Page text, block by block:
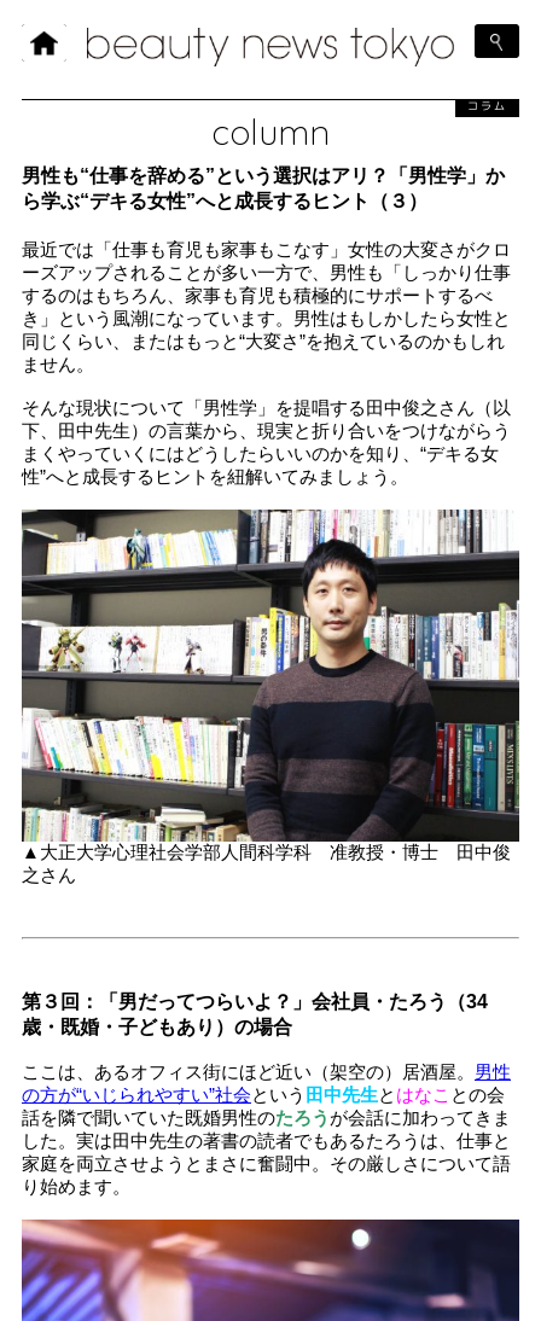
column
コラム
男性も“仕事を辞める”という選択はアリ？「男性学」か
ら学ぶ“デキる女性”へと成長するヒント（３）
最近では「仕事も育児も家事もこなす」女性の大変さがクロ
ーズアップされることが多い一方で、男性も「しっかり仕事
するのはもちろん、家事も育児も積極的にサポートするべ
き」という風潮になっています。男性はもしかしたら女性と
同じくらい、またはもっと“大変さ”を抱えているのかもしれ
ません。
そんな現状について「男性学」を提唱する田中俊之さん（以
下、田中先生）の言葉から、現実と折り合いをつけながらう
まくやっていくにはどうしたらいいのかを知り、“デキる女
性”へと成長するヒントを紐解いてみましょう。
▲大正大学心理社会学部人間科学科 准教授・博士 田中俊
之さん
第３回：「男だってつらいよ？」会社員・たろう（34
歳・既婚・子どもあり）の場合
ここは、あるオフィス街にほど近い（架空の）居酒屋。 男性
の方が“いじられやすい”社会という 田中先生と はなこ との会
話を隣で聞いていた既婚男性のたろう が会話に加わってきま
した。実は田中先生の著書の読者でもあるたろうは、仕事と
家庭を両立させようとまさに奮闘中。その厳しさについて語
り始めます。